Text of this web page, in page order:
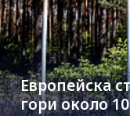
Европейска
гори около